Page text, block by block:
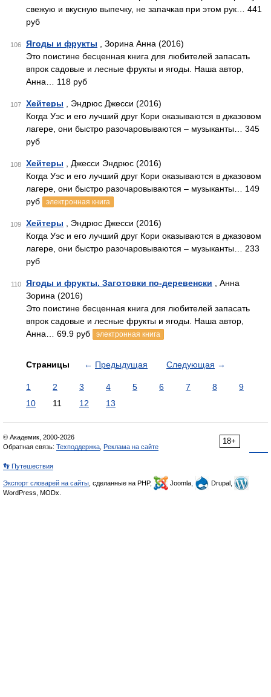
свежую и вкусную выпечку, не запачкав при этом рук… 441
руб
106 Ягоды и фрукты , Зорина Анна (2016)
Это поистине бесценная книга для любителей запасать
впрок ­садовые и лесные фрукты и ягоды. Наша автор,
Анна… 118 руб
107 Хейтеры , Эндрюс Джесси (2016)
Когда Уэс и его лучший друг Кори оказываются в джазовом
лагере, они быстро разочаровываются – музыканты… 345
руб
108 Хейтеры , Джесси Эндрюс (2016)
Когда Уэс и его лучший друг Кори оказываются в джазовом
лагере, они быстро разочаровываются – музыканты… 149
руб
электронная книга
109 Хейтеры , Эндрюс Джесси (2016)
Когда Уэс и его лучший друг Кори оказываются в джазовом
лагере, они быстро разочаровываются – музыканты… 233
руб
110 Ягоды и фрукты. Заготовки по-деревенски , Анна
Зорина (2016)
Это поистине бесценная книга для любителей запасать
впрок садовые и лесные фрукты и ягоды. Наша автор,
Анна… 69.9 руб
электронная книга
Страницы ← Предыдущая Следующая →
1 2 3 4 5 6 7 8
9
10
11 12 13
18+
© Академик, 2000-2026
Обратная связь: Техподдержка Реклама на сайте
👣 Путешествия
Экспорт словарей на сайты , сделанные на PHP, Joomla,
Drupal,
WordPress, MODx.